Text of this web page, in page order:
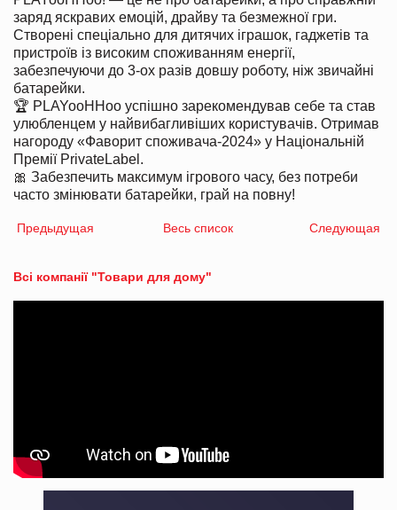
заряд яскравих емоцій, драйву та безмежної гри.
Створені спеціально для дитячих іграшок, гаджетів та
пристроїв із високим споживанням енергії,
забезпечуючи до 3-ох разів довшу роботу, ніж звичайні
батарейки.
🏆 PLAYooHHoo успішно зарекомендував себе та став
улюбленцем у найвибагливіших користувачів. Отримав
нагороду «Фаворит споживача-2024» у Національній
Премії PrivateLabel.
🎀 Забезпечить максимум ігрового часу, без потреби
часто змінювати батарейки, грай на повну!
Предыдущая Весь список Следующая
Всі компанії "Товари для дому"